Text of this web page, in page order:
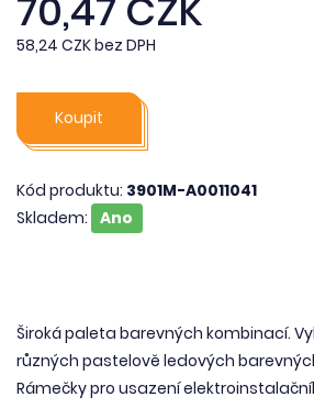
70,47 CZK
58,24 CZK bez DPH
Koupit
Kód produktu: 3901M-A0011041
Skladem:
Ano
Široká paleta barevných kombinací.
různých pastelově ledových
Rámečky pro usazení